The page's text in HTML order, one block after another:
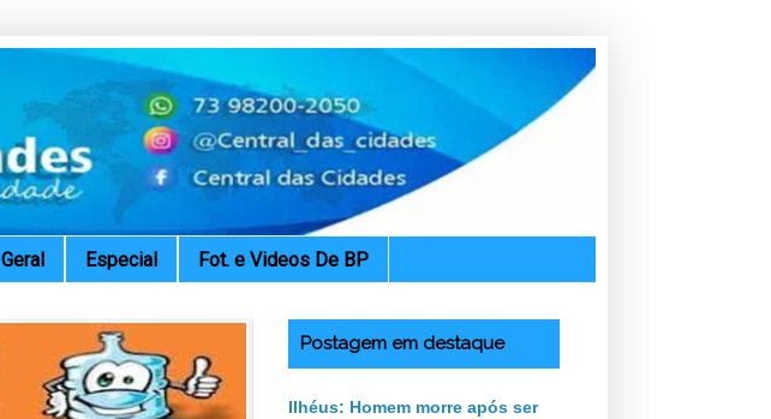
Geral Especial Fot. e Videos De BP
Postagem em destaque
Ilhéus: Homem morre após ser